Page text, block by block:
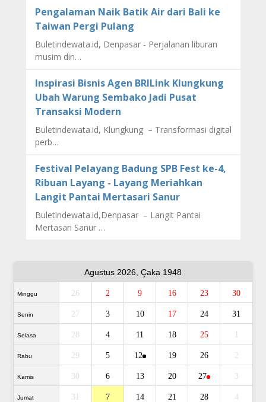
Pengalaman Naik Batik Air dari Bali ke
Taiwan Pergi Pulang
Buletindewata.id, Denpasar - Perjalanan liburan
musim din…
Inspirasi Bisnis Agen BRILink Klungkung
Ubah Warung Sembako Jadi Pusat
Transaksi Modern
Buletindewata.id, Klungkung – Transformasi digital
perb…
Festival Pelayang Badung SPB Fest ke-4,
Ribuan Layang - Layang Meriahkan
Langit Pantai Mertasari Sanur
Buletindewata.id,Denpasar – Langit Pantai
Mertasari Sanur …
Agustus 2026, Çaka 1948
Minggu 26 2 9 16 23 30
Senin 27 3 10 17 24 31
Selasa 28 4 11 18 25
Rabu 29 5 12 19 26 2
Kamis 30 6 13 20 27 3
Jumat 31 7 14 21 28 4